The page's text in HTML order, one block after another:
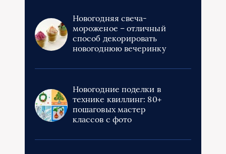
Новогодняя свеча-
мороженое – отличный
способ декорировать
новогоднюю вечеринку
Новогодние поделки в
технике квиллинг: 80+
пошаговых мастер
классов с фото